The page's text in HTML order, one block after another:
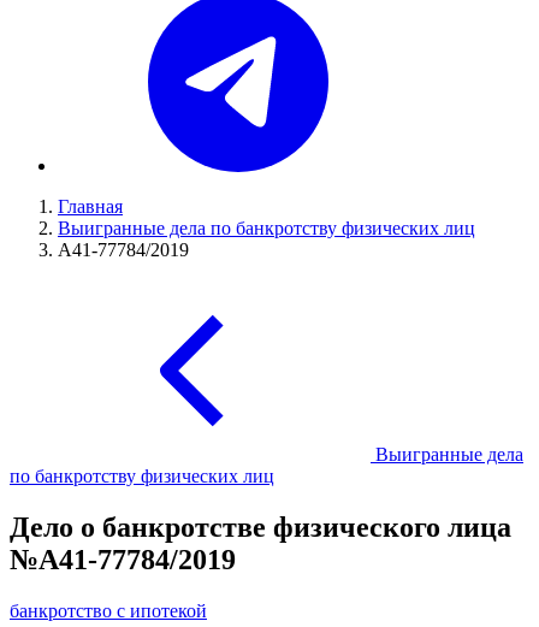
Главная
Выигранные дела по банкротству физических лиц
А41-77784/2019
Выигранные дела
по банкротству физических лиц
Дело о банкротстве физического лица
№А41-77784/2019
банкротство с ипотекой